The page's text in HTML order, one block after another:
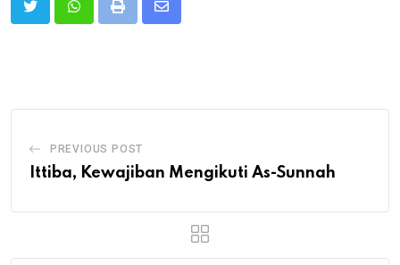
Print
Share
PREVIOUS POST
Ittiba, Kewajiban Mengikuti As-Sunnah